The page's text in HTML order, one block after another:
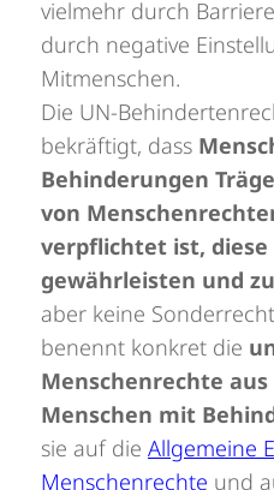
vielmehr durch
durch negative
Mitmenschen.
Die UN-
bekräftigt, dass
Behinderungen
von
verpflichtet ist, diese
gewährleisten und
aber keine
benennt konkret die
Menschenrechte
Menschen mit
sie auf die Allgemeine
Menschenrechte und